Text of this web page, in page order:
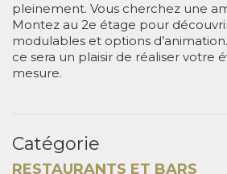
pleinement. Vous cherchez une
Montez au 2e étage pour
modulables et options
ce sera un plaisir de réaliser votre
mesure.
Catégorie
RESTAURANTS ET BARS